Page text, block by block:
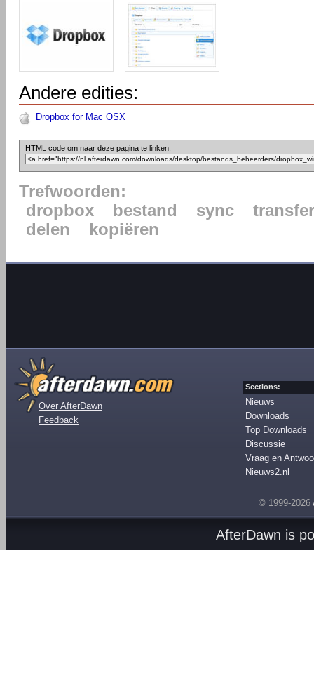
Andere edities:
Dropbox for Mac OSX
HTML code om naar deze pagina te linken:
Trefwoorden:
dropbox
bestand sync
transfer
delen
kopiëren
Over AfterDawn
Feedback
Sections:
Nieuws
Downloads
Top Downloads
Discussie
Vraag en
Nieuws2.nl
© 1999-2026
AfterDawn is